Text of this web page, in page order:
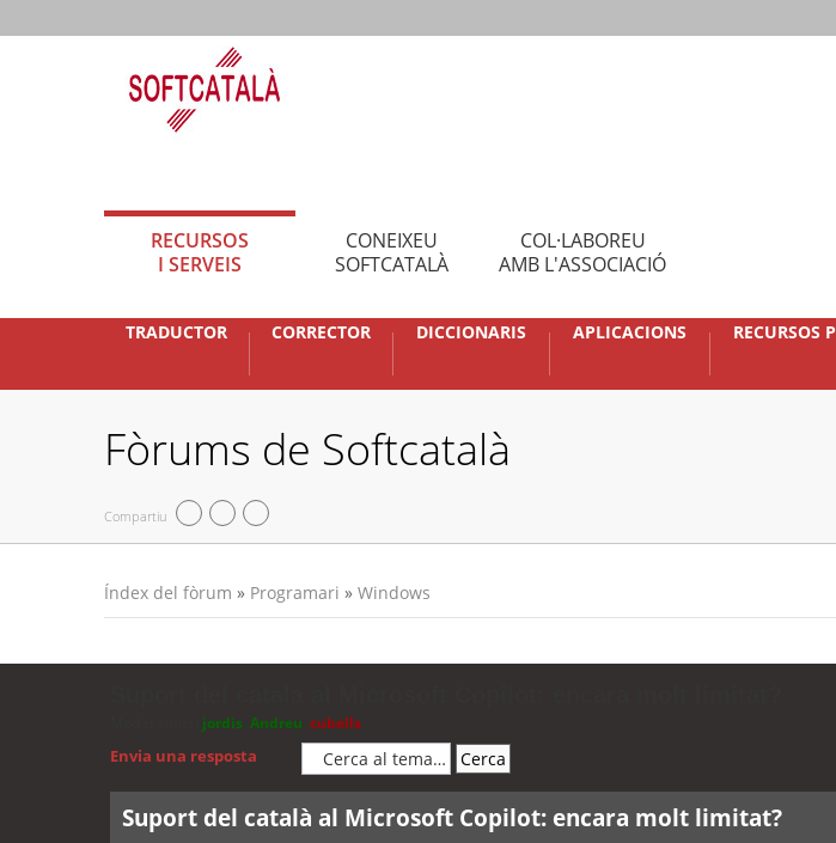
RECURSOS
I SERVEIS
CONEIXEU
SOFTCATALÀ
COL·LABOREU
AMB L'ASSOCIACIÓ
TRADUCTOR CORRECTOR DICCIONARIS APLICACIONS RECURSOS
Fòrums de Softcatalà
Compartiu
Índex del fòrum » Programari » Windows
jordis Andreu cubells
Envia una resposta
Suport del català al Microsoft Copilot: encara molt limitat?